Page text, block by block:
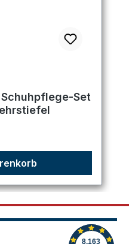
von 5 von 5 Sternen
Set